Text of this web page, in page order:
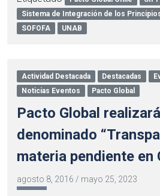
Sistema de Integración de los
SOFOFA
UNAB
Actividad Destacada Destacadas
Noticias Eventos
Pacto Global
Pacto Global
denominado
materia pendiente en
agosto 8, 2016 / mayo 25, 2023